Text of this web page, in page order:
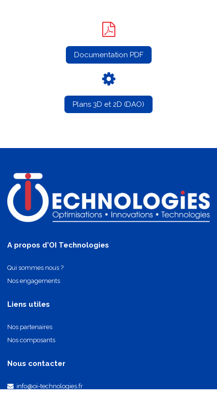
Documentation PDF
Plans 3D et 2D (DAO)
A propos d'OI Technologies
Qui sommes nous ?
Nos engagements
Liens utiles
Nos partenaires
Nos composants
Nous contacter
info@oi-technologies.fr